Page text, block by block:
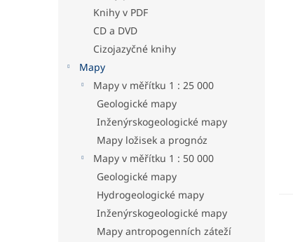
Knihy v PDF
CD a DVD
Cizojazyčné knihy
Mapy
Mapy v měřítku 1 : 25 000
Geologické mapy
Inženýrskogeologické mapy
Mapy ložisek a prognóz
Mapy v měřítku 1 : 50 000
Geologické mapy
Hydrogeologické mapy
Inženýrskogeologické mapy
Mapy antropogenních záteží